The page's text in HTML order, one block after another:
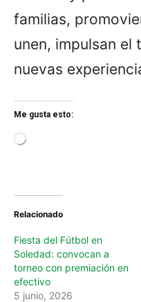
familias,
unen, impulsan el
nuevas
Me gusta esto:
g
Relacionado
Fiesta del Fútbol en
Soledad: convocan a
torneo con premiación en
efectivo
5 junio, 2026